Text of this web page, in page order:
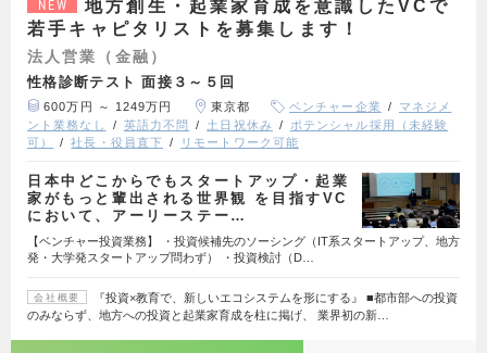
NEW
地方創生・起業家育成を意識したVCで
若手キャピタリストを募集します！
法人営業（金融）
性格診断テスト 面接３～５回
600万円 ～ 1249万円 東京都 ベンチャー企業
マネジメ
ント業務なし
英語力不問 土日祝休み
ポテンシャル採用（未経験
可）
社長・役員直下 リモートワーク可能
日本中どこからでもスタートアップ・起業
家がもっと輩出される世界観 を目指すVC
において、アーリーステー…
【ベンチャー投資業務】 ・投資候補先のソーシング（IT系スタートアップ、地方
発・大学発スタートアップ問わず） ・投資検討（D…
会社概要
『投資×教育で、新しいエコシステムを形にする』 ■都市部への投資
のみならず、地方への投資と起業家育成を柱に掲げ、 業界初の新…